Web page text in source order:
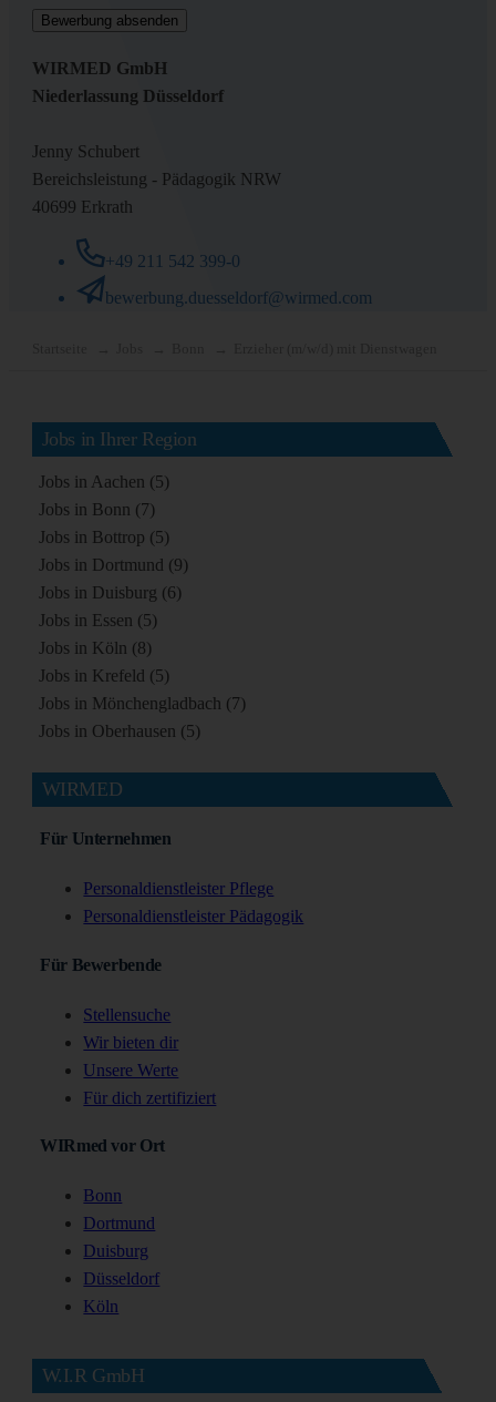
WIRMED GmbH
Niederlassung Düsseldorf
Jenny Schubert
Bereichsleistung - Pädagogik NRW
40699 Erkrath
+49 211 542 399-0
bewerbung.duesseldorf@wirmed.com
Jobs in Ihrer Region
Jobs in Aachen (5)
Jobs in Bonn (7)
Jobs in Bottrop (5)
Jobs in Dortmund (9)
Jobs in Duisburg (6)
Jobs in Essen (5)
Jobs in Köln (8)
Jobs in Krefeld (5)
Jobs in Mönchengladbach (7)
Jobs in Oberhausen (5)
WIRMED
Für Unternehmen
Personaldienstleister Pflege
Personaldienstleister Pädagogik
Für Bewerbende
Stellensuche
Wir bieten dir
Unsere Werte
Für dich zertifiziert
WIRmed vor Ort
Bonn
Dortmund
Duisburg
Düsseldorf
Köln
W.I.R GmbH